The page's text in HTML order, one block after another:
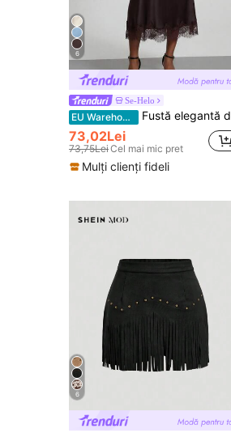
6
Se-Helo
EU Warehouse Fustă elegantă din satin, model patchwork, pentru femei, primăvară/vară
73,02Lei
73,75LeiCel mai mic pret
Mulți clienți fideli
6